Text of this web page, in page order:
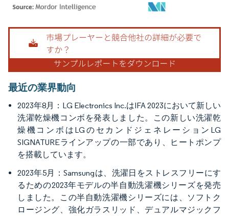
画像 © Mordor Intelligence。再利用にはCC BY 4.0の表示が必要です。
最近の業界動向
2023年8月：LG Electronics Inc.はIFA 2023において新しい
洗濯乾燥機コンボを発表しました。この新しい洗濯乾
燥機コンボはLGのセカンドジェネレーションLG
SIGNATUREラインアップの一部であり、ヒートポンプ
を搭載しています。
2023年5月：Samsungは、洗濯日をストレスフリーにす
るための2023年モデルの半自動洗濯機シリーズを発売
しました。この半自動洗濯機シリーズには、ソフトク
ロージング、強化ガラスリッド、デュアルマジックフ